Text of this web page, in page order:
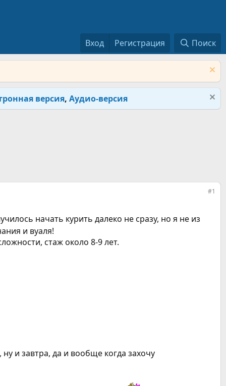
Вход Регистрация Поиск
версия, Аудио-версия
#1
начать курить далеко не сразу, но я не из
и вуаля!
стаж около 8-9 лет.
и завтра, да и вообще когда захочу